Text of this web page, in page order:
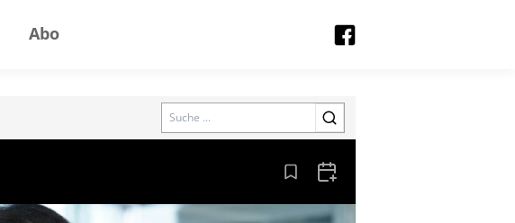
Abo
Search
Aus den Lesezeichen entfernen
Zum Kalender hinzufügen